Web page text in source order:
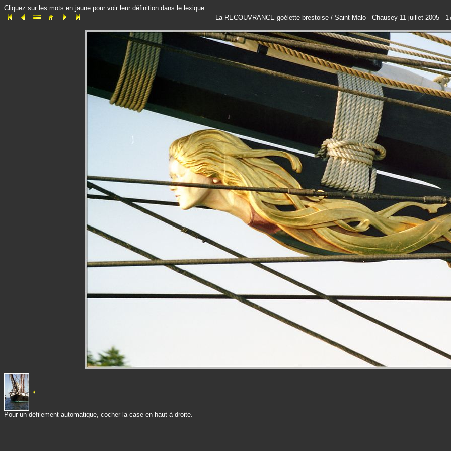
Cliquez sur les mots en jaune pour voir leur définition dans le lexique.
La RECOUVRANCE goélette brestoise / Saint-Malo - Chausey 11 juillet 2005 -
Pour un défilement automatique, cocher la case en haut à droite.